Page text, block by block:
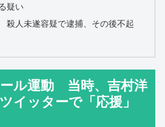
疑い
人未遂容疑で逮捕、その後不起
ル運動 当時、吉村洋
イッターで「応援」